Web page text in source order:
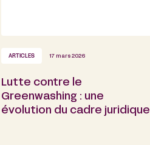
ARTICLES 17 mars 2026
Lutte contre le
Greenwashing : une
évolution du cadre juridique